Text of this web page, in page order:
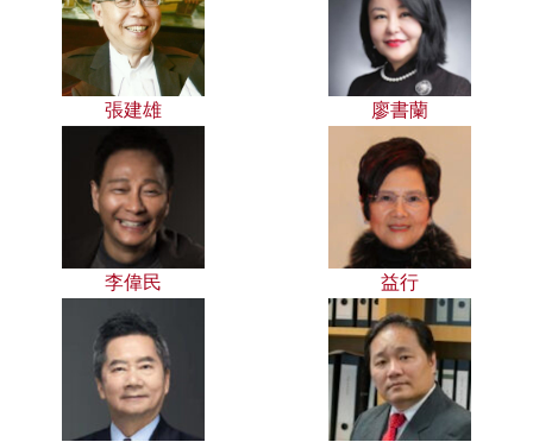
張建雄 廖書蘭
李偉民 益行